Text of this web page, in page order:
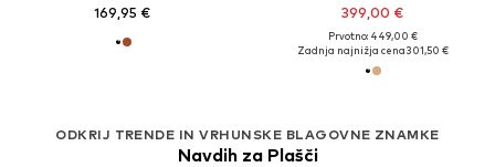
169,95 € 399,00 €
Prvotno: 449,00 €
Zadnja najnižja cena301,50 €
ODKRIJ TRENDE IN VRHUNSKE BLAGOVNE ZNAMKE
Navdih za Plašči